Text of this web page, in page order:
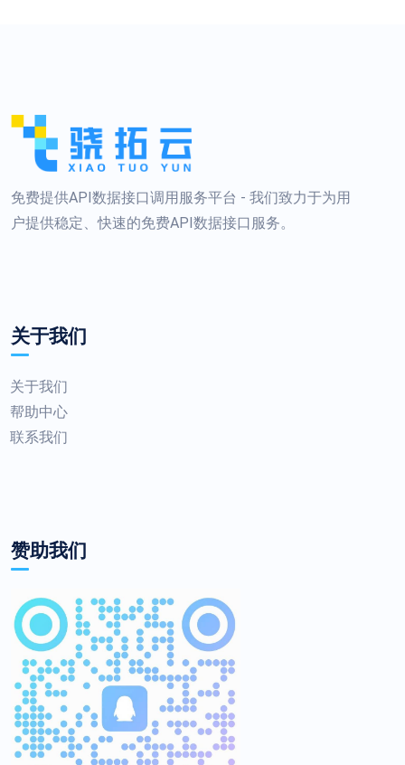
免费提供API数据接口调用服务平台 - 我们致力于为用
户提供稳定、快速的免费API数据接口服务。
关于我们
关于我们
帮助中心
联系我们
赞助我们